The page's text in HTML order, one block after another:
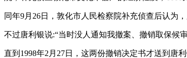
同年9月26日，敦化市人民检察院补充侦查后认为
不过唐利银说:“当时没人通知我撤案、撤销取保候
直到1998年2月27日，这两份撤销决定书才送到唐